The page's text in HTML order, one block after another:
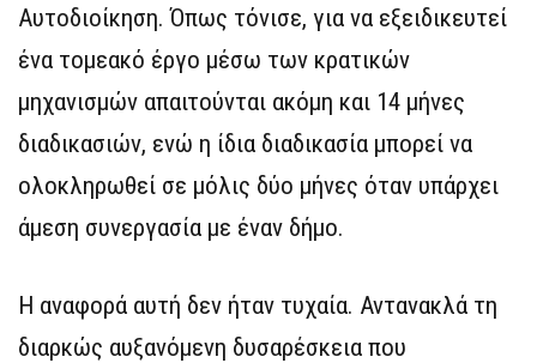
Αυτοδιοίκηση. Όπως τόνισε, για να εξειδικευτεί
ένα τομεακό έργο μέσω των κρατικών
μηχανισμών απαιτούνται ακόμη και 14 μήνες
διαδικασιών, ενώ η ίδια διαδικασία μπορεί να
ολοκληρωθεί σε μόλις δύο μήνες όταν υπάρχει
άμεση συνεργασία με έναν δήμο.
Η αναφορά αυτή δεν ήταν τυχαία. Αντανακλά τη
διαρκώς αυξανόμενη δυσαρέσκεια που